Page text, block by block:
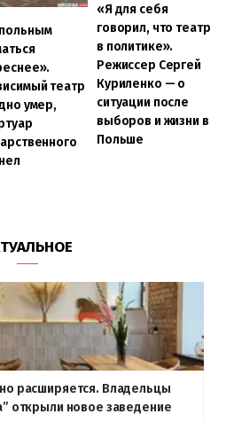
театр
умер,
«Я для себя
говорил, что театр
в политике».
Режиссер Сергей
Куриленко — о
ситуации после
выборов и жизни в
Польше
расширяется. Владельцы
открыли новое заведение